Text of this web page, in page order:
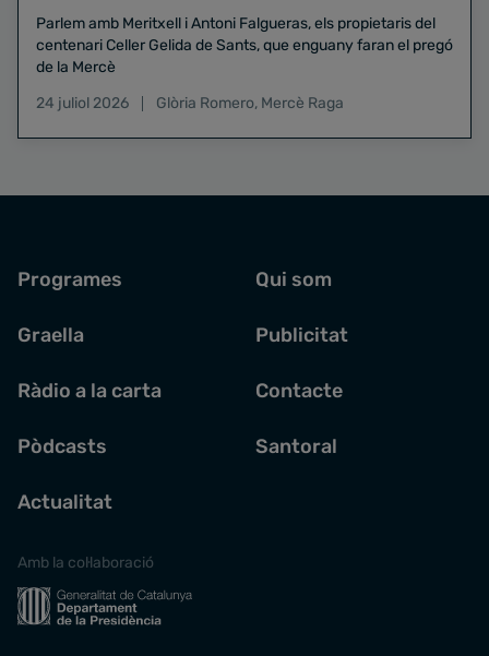
Parlem amb Meritxell i Antoni Falgueras, els propietaris del
centenari Celler Gelida de Sants, que enguany faran el pregó
de la Mercè
24 juliol 2026
Glòria Romero, Mercè Raga
Programes
Graella
Ràdio a la carta
Pòdcasts
Actualitat
Qui som
Publicitat
Contacte
Santoral
Amb la col·laboració